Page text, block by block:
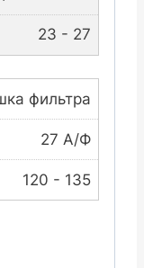
23 - 27
фильтра
27 А/Ф
120 - 135